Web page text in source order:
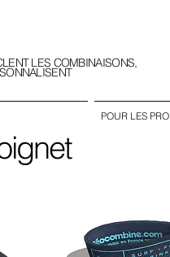
LES COMBINAISONS,
POUR LES PRO